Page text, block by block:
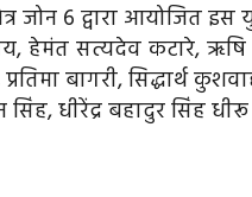
जोन 6 द्वारा आयोजित
हेमंत सत्यदेव कटारे, ऋषि
प्रतिमा बागरी, सिद्धार्थ
सिंह, धीरेंद्र बहादुर सिंह